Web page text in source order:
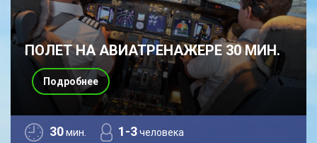
ПОЛЕТ НА АВИАТРЕНАЖЕРЕ 30 МИН.
30мин. 1-3человека
Подробнее